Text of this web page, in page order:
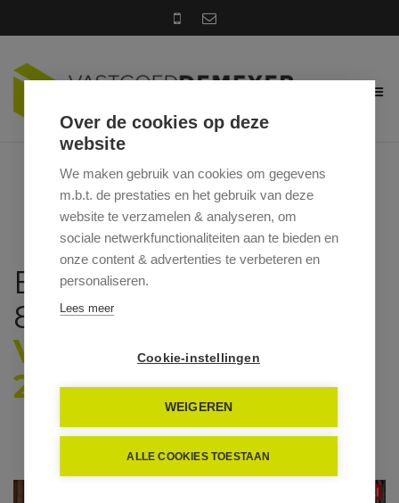
BRUGGESTRAAT 31 / 2,
8700 TIELT
VRAAGPRIJS: €
212.000
Over de cookies op deze
website
We maken gebruik van cookies om gegevens
m.b.t. de prestaties en het gebruik van deze
website te verzamelen & analyseren, om
sociale netwerkfunctionaliteiten aan te bieden en
onze content & advertenties te verbeteren en
personaliseren.
Lees meer
Cookie-instellingen
WEIGEREN
ALLE COOKIES TOESTAAN